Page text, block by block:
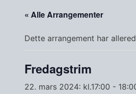
« Alle Arrangementer
Dette arrangement har
Fredagstrim
22. mars 2024: kl.17:00 -